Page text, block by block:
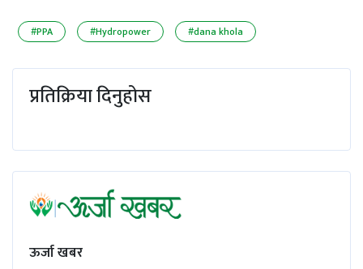
#PPA #Hydropower #dana khola
प्रतिक्रिया दिनुहोस
ऊर्जा खबर